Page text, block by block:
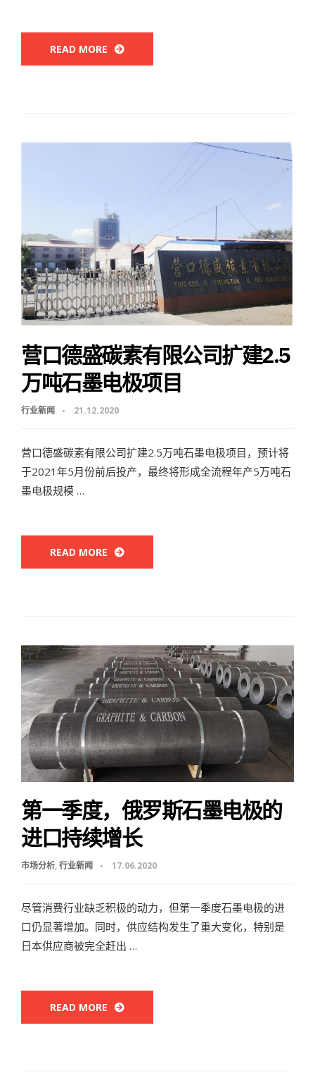
READ MORE
营口德盛碳素有限公司扩建2.5
万吨石墨电极项目
行业新闻 21.12.2020
营口德盛碳素有限公司扩建2.5万吨石墨电极项目，预计将
于2021年5月份前后投产，最终将形成全流程年产5万吨石
墨电极规模 …
READ MORE
第一季度，俄罗斯石墨电极的
进口持续增长
市场分析,行业新闻 17.06.2020
尽管消费行业缺乏积极的动力，但第一季度石墨电极的进
口仍显著增加。同时，供应结构发生了重大变化，特别是
日本供应商被完全赶出 …
READ MORE